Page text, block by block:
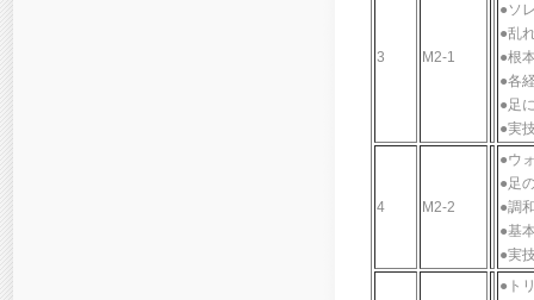
3 M2-1
●ソ
●乱
●根
●各
●足
●実
4 M2-2
●ウ
●足
●調
●基
●実
●ト